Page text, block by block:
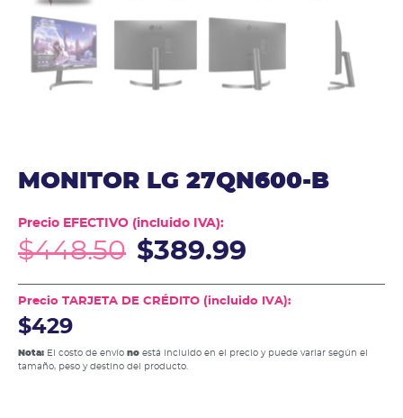
MONITOR LG 27QN600-B
Precio EFECTIVO (incluido IVA):
$448.50 $389.99
Precio TARJETA DE CRÉDITO (incluido IVA):
$429
Nota: El costo de envío no está incluido en el precio y puede variar según el
tamaño, peso y destino del producto.